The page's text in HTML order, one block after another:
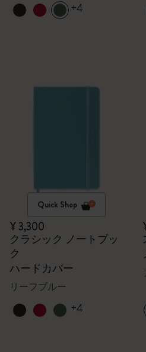
+4
Quick Shop
¥ 3,300
クラシック ノートブッ
ク
ハードカバー
リーフブルー
+4